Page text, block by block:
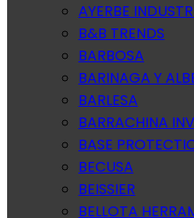
AYERBE
B&B TRENDS
BARBOSA
BARINAGA Y
BARLESA
BARRACHINA
BASE
BECUSA
BEISSIER
BELLOTA